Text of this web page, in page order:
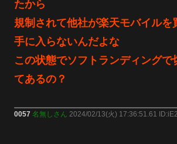
たから
規制されて他社が楽天モバイルを
手に入らないんだよな
この状態でソフトランディングで
てあるの？
0057 名無しさん 2024/02/13(火) 17:36:51.61